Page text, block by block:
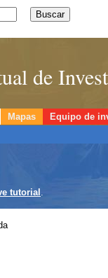
de
Mapas Equipo de
tutorial .